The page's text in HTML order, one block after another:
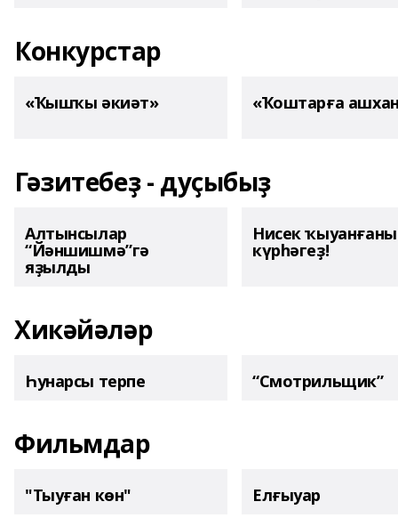
Конкурстар
«Ҡышҡы әкиәт» «Ҡоштарға
Гәзитебеҙ - дуҫыбыҙ
Алтынсылар
“Йәншишмә”гә
яҙылды
Нисек
күрһәгеҙ!
Хикәйәләр
Һунарсы терпе “Смотрильщик”
Фильмдар
"Тыуған көн" Елғыуар